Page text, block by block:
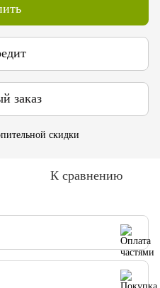
заказ
скидки
К сравнению